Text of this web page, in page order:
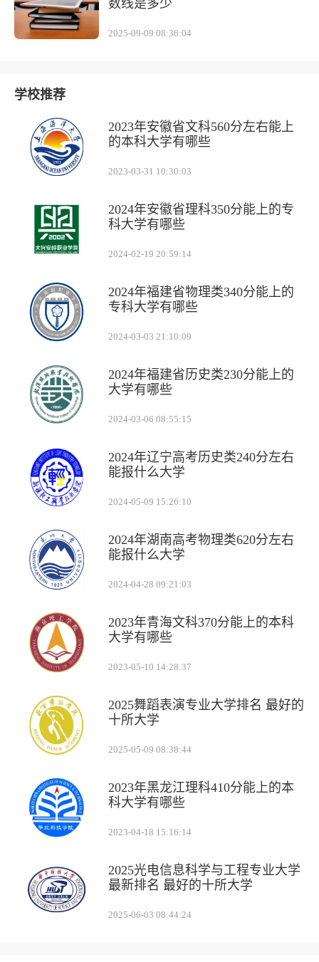
数线是多少
2025-09-09 08:36:04
学校推荐
2023年安徽省文科560分左右能上
的本科大学有哪些
2023-03-31 10:30:03
2024年安徽省理科350分能上的专
科大学有哪些
2024-02-19 20:59:14
2024年福建省物理类340分能上的
专科大学有哪些
2024-03-03 21:10:09
2024年福建省历史类230分能上的
大学有哪些
2024-03-06 08:55:15
2024年辽宁高考历史类240分左右
能报什么大学
2024-05-09 15:26:10
2024年湖南高考物理类620分左右
能报什么大学
2024-04-28 09:21:03
2023年青海文科370分能上的本科
大学有哪些
2023-05-10 14:28:37
2025舞蹈表演专业大学排名 最好的
十所大学
2025-05-09 08:38:44
2023年黑龙江理科410分能上的本
科大学有哪些
2023-04-18 15:16:14
2025光电信息科学与工程专业大学
最新排名 最好的十所大学
2025-06-03 08:44:24